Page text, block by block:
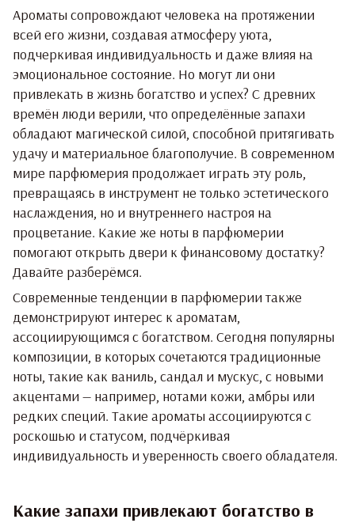
Ароматы сопровождают человека на протяжении
всей его жизни, создавая атмосферу уюта,
подчеркивая индивидуальность и даже влияя на
эмоциональное состояние. Но могут ли они
привлекать в жизнь богатство и успех? С древних
времён люди верили, что определённые запахи
обладают магической силой, способной притягивать
удачу и материальное благополучие. В современном
мире парфюмерия продолжает играть эту роль,
превращаясь в инструмент не только эстетического
наслаждения, но и внутреннего настроя на
процветание. Какие же ноты в парфюмерии
помогают открыть двери к финансовому достатку?
Давайте разберёмся.
Современные тенденции в парфюмерии также
демонстрируют интерес к ароматам,
ассоциирующимся с богатством. Сегодня популярны
композиции, в которых сочетаются традиционные
ноты, такие как ваниль, сандал и мускус, с новыми
акцентами — например, нотами кожи, амбры или
редких специй. Такие ароматы ассоциируются с
роскошью и статусом, подчёркивая
индивидуальность и уверенность своего обладателя.
Какие запахи привлекают богатство в